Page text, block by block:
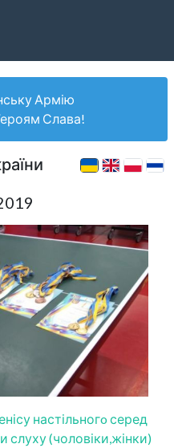
Армію
Слава!
настільногo серед
слуху (чоловіки,жінки)